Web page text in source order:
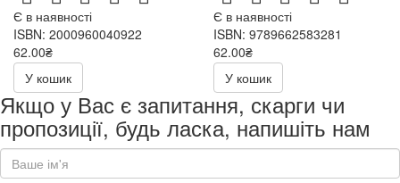
Є в наявності
ISBN: 2000960040922
62.00₴
У кошик
Є в наявності
ISBN: 9789662583281
62.00₴
У кошик
Якщо у Вас є запитання, скарги чи
пропозиції, будь ласка, напишіть нам